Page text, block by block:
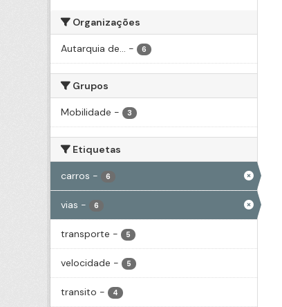
Organizações
Autarquia de... - 6
Grupos
Mobilidade - 3
Etiquetas
carros - 6
vias - 6
transporte - 5
velocidade - 5
transito - 4